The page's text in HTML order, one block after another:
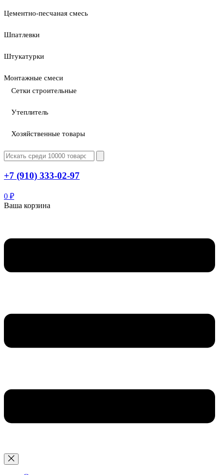
Цементно-песчаная смесь
Шпатлевки
Штукатурки
Монтажные смеси
Сетки строительные
Утеплитель
Хозяйственные товары
+7 (910) 333-02-97
0 ₽
Ваша корзина